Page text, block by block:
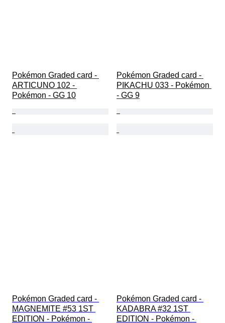
Pokémon Graded card -
ARTICUNO 102 -
Pokémon - GG 10
Pokémon Graded card -
PIKACHU 033 - Pokémon
- GG 9
Pokémon Graded card -
MAGNEMITE #53 1ST
EDITION - Pokémon -
Pokémon Graded card -
KADABRA #32 1ST
EDITION - Pokémon -